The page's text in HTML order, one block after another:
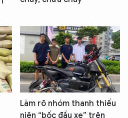
Làm rõ nhóm thanh thiếu
niên “bốc đầu xe” trên